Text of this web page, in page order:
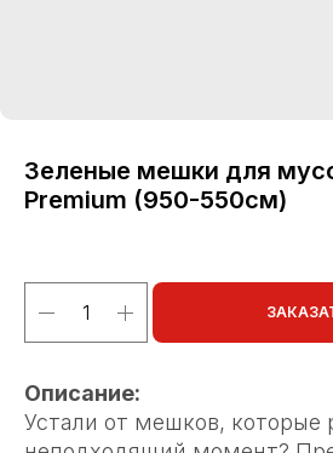
Зеленые мешки для
Premium (950-550см)
Описание:
Устали от мешков, которые